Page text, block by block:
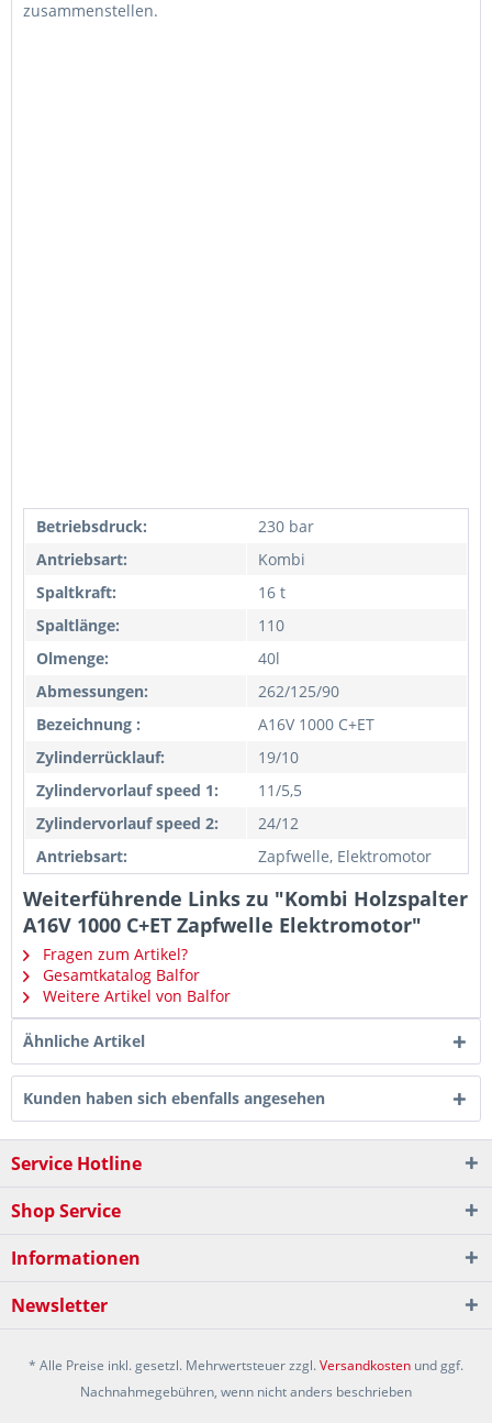
zusammenstellen.
Betriebsdruck:
230 bar
Antriebsart:
Kombi
Spaltkraft:
16 t
Spaltlänge:
110
Olmenge:
40l
Abmessungen:
262/125/90
Bezeichnung :
A16V 1000 C+ET
Zylinderrücklauf:
19/10
Zylindervorlauf speed 1:
11/5,5
Zylindervorlauf speed 2:
24/12
Antriebsart:
Zapfwelle, Elektromotor
Weiterführende Links zu "Kombi Holzspalter
A16V 1000 C+ET Zapfwelle Elektromotor"
Fragen zum Artikel?
Gesamtkatalog Balfor
Weitere Artikel von Balfor
Ähnliche Artikel
Kunden haben sich ebenfalls angesehen
Service Hotline
Shop Service
Informationen
Newsletter
* Alle Preise inkl. gesetzl. Mehrwertsteuer zzgl.Versandkosten und ggf.
Nachnahmegebühren, wenn nicht anders beschrieben